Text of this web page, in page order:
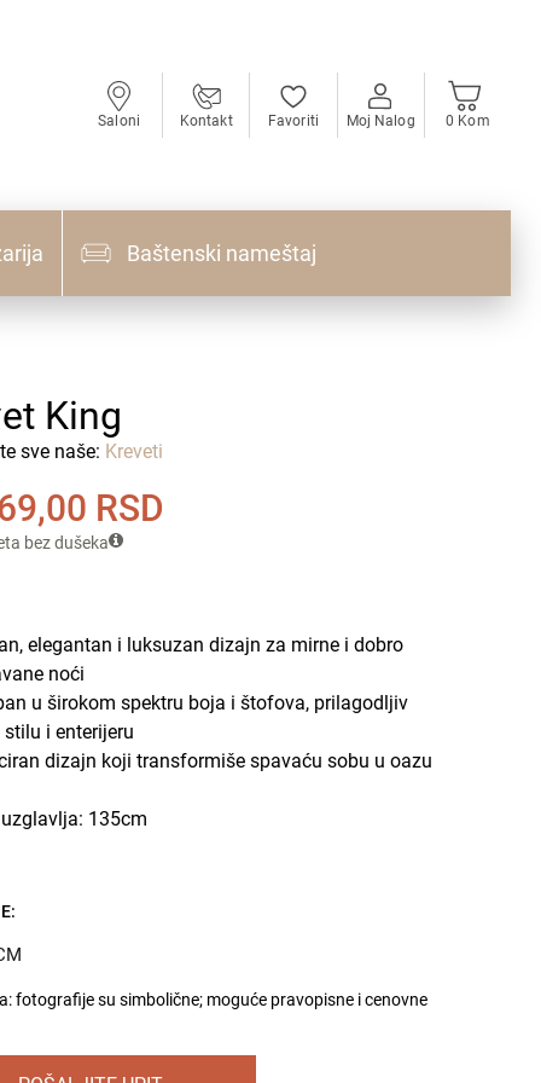
Saloni Kontakt Favoriti Moj Nalog 0 Kom
Baštenski nameštaj
King
sve naše: Kreveti
RSD
bez dušeka
elegantan i luksuzan dizajn za mirne i dobro
noći
u širokom spektru boja i štofova, prilagodljiv
i enterijeru
dizajn koji transformiše spavaću sobu u oazu
135cm
fotografije su simbolične; moguće pravopisne i cenovne